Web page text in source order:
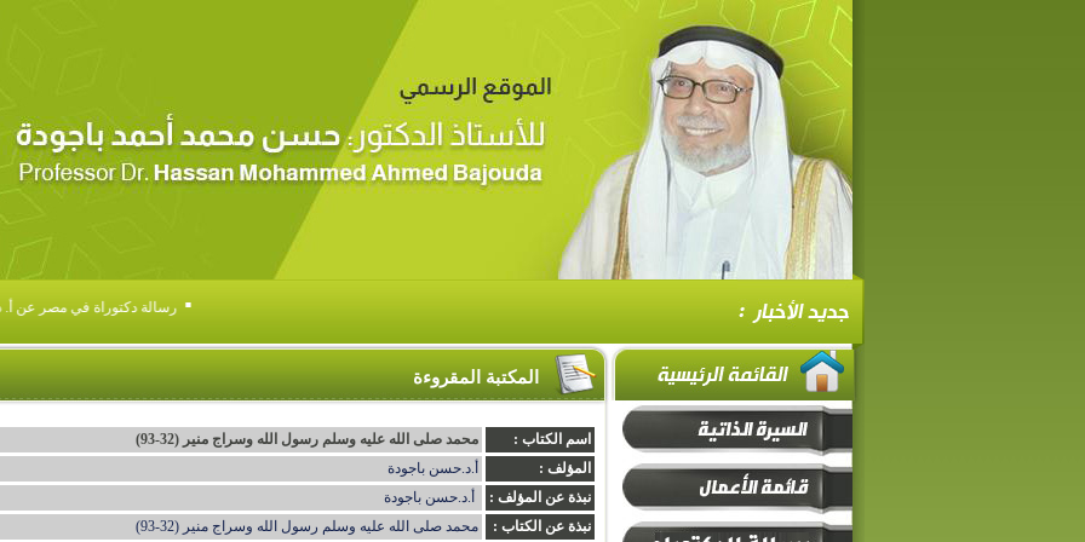
رسالة دكتوراة في مصر عن أ. د
المكتبة المقروءة
اسم الكتاب :
محمد صلى الله عليه وسلم رسول الله وسراج منير (32-93)
المؤلف :
أ.د.حسن باجودة
نبذة عن المؤلف :
أ.د.حسن باجودة
نبذة عن الكتاب :
محمد صلى الله عليه وسلم رسول الله وسراج منير (32-93)